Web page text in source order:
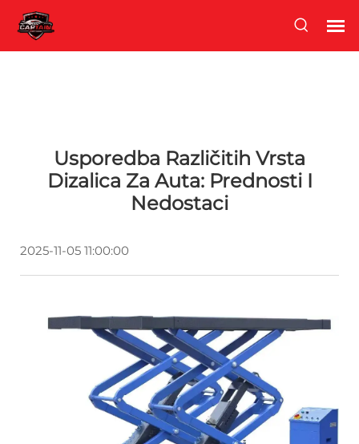
Usporedba Različitih Vrsta
Dizalica Za Auta: Prednosti I
Nedostaci
2025-11-05 11:00:00